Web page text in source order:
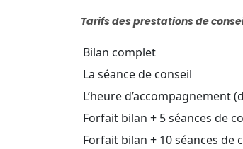
Tarifs des prestations de
Bilan complet
La séance de conseil
L’heure d’accompagnement
Forfait bilan + 5 séances de
Forfait bilan + 10 séances de